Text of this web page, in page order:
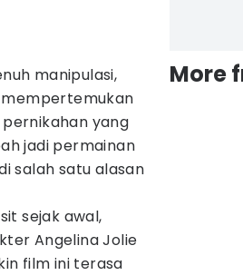
manipulasi,
yang
jadi permainan
salah satu alasan
sejak awal,
Angelina Jolie
film ini terasa
More